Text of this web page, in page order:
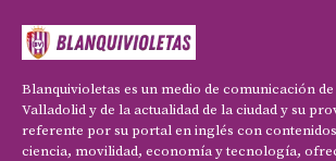
Blanquivioletas es un medio de comunicación
Valladolid y de la actualidad de la ciudad y su
referente por su portal en inglés con
ciencia, movilidad, economía y tecnología,